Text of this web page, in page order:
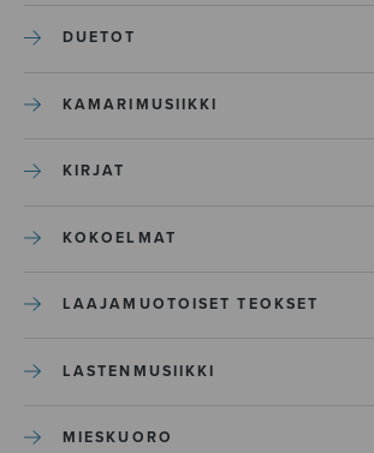
DUETOT
KAMARIMUSIIKKI
KIRJAT
KOKOELMAT
LAAJAMUOTOISET TEOKSET
LASTENMUSIIKKI
MIESKUORO